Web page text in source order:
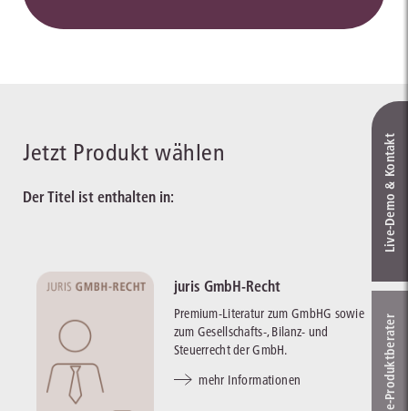
Jetzt Produkt wählen
Der Titel ist enthalten in:
juris GmbH-Recht
Premium-Literatur zum GmbHG sowie
zum Gesellschafts-, Bilanz- und
Steuerrecht der GmbH.
mehr Informationen
Live‑Demo & Kontakt
Online-Produkt­berater